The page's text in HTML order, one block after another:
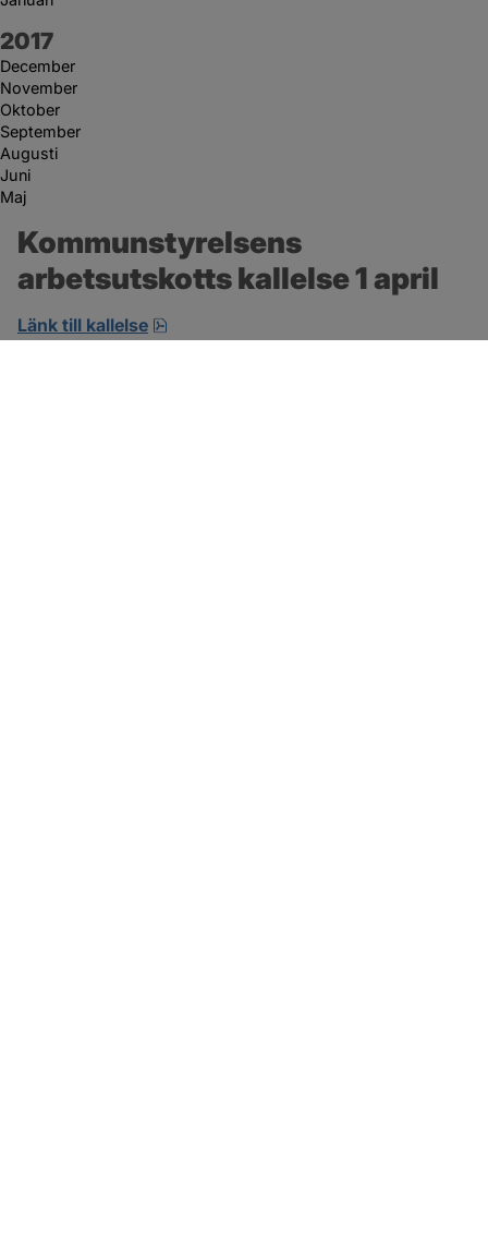
År:
2017
December
November
Oktober
September
Augusti
Juni
Maj
Kommunstyrelsens
arbetsutskotts kallelse 1 april
Länk till kallelse